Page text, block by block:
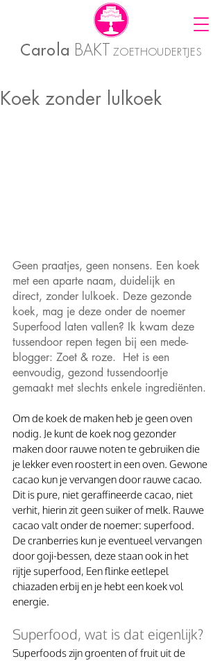
Carola BAKT ZOETHOUDERTJES
Koek zonder lulkoek
Geen praatjes, geen nonsens. Een koek
met een aparte naam, duidelijk en
direct, zonder lulkoek. Deze gezonde
koek, mag je deze onder de noemer
Superfood laten vallen? Ik kwam deze
tussendoor repen tegen bij een mede-
blogger: Zoet & roze.  Het is een
eenvoudig, gezond tussendoortje
gemaakt met slechts enkele ingrediënten.
Om de koek de maken heb je geen oven
nodig. Je kunt de koek nog gezonder
maken door rauwe noten te gebruiken die
je lekker even roostert in een oven. Gewone
cacao kun je vervangen door rauwe cacao.
Dit is pure, niet geraffineerde cacao, niet
verhit, hierin zit geen suiker of melk. Rauwe
cacao valt onder de noemer: superfood.
De cranberries kun je eventueel vervangen
door goji-bessen, deze staan ook in het
rijtje superfood, Een flinke eetlepel
chiazaden erbij en je hebt een koek vol
energie.
Superfood, wat is dat eigenlijk?
Superfoods zijn groenten of fruit uit de